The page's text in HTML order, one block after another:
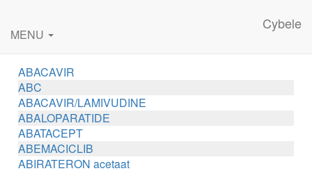
Cybele
MENU
ABACAVIR
ABC
ABACAVIR/LAMIVUDINE
ABALOPARATIDE
ABATACEPT
ABEMACICLIB
ABIRATERON acetaat